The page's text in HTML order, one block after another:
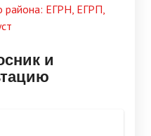
района: ЕГРН, ЕГРП,
и